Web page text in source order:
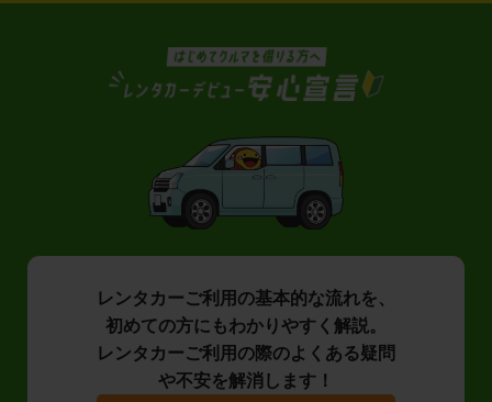
レンタカーご利用の基本的な流れを、
初めての方にもわかりやすく解説。
レンタカーご利用の際のよくある疑問
や不安を解消します！